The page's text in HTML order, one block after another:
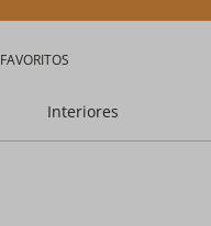
FAVORITOS
Interiores